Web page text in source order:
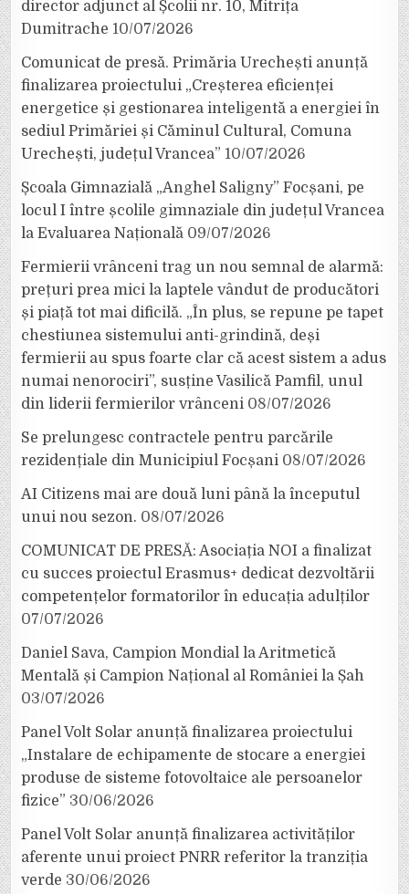
director adjunct al Școlii nr. 10, Mitrița
Dumitrache 10/07/2026
Comunicat de presă. Primăria Urechești anunță
finalizarea proiectului „Creșterea eficienței
energetice și gestionarea inteligentă a energiei în
sediul Primăriei și Căminul Cultural, Comuna
Urechești, județul Vrancea” 10/07/2026
Școala Gimnazială „Anghel Saligny” Focșani, pe
locul I între școlile gimnaziale din județul Vrancea
la Evaluarea Națională 09/07/2026
Fermierii vrânceni trag un nou semnal de alarmă:
prețuri prea mici la laptele vândut de producători
și piață tot mai dificilă. „În plus, se repune pe tapet
chestiunea sistemului anti-grindină, deși
fermierii au spus foarte clar că acest sistem a adus
numai nenorociri”, susține Vasilică Pamfil, unul
din liderii fermierilor vrânceni 08/07/2026
Se prelungesc contractele pentru parcările
rezidențiale din Municipiul Focșani 08/07/2026
AI Citizens mai are două luni până la începutul
unui nou sezon. 08/07/2026
COMUNICAT DE PRESĂ: Asociația NOI a finalizat
cu succes proiectul Erasmus+ dedicat dezvoltării
competențelor formatorilor în educația adulților
07/07/2026
Daniel Sava, Campion Mondial la Aritmetică
Mentală și Campion Național al României la Șah
03/07/2026
Panel Volt Solar anunță finalizarea proiectului
„Instalare de echipamente de stocare a energiei
produse de sisteme fotovoltaice ale persoanelor
fizice” 30/06/2026
Panel Volt Solar anunță finalizarea activităților
aferente unui proiect PNRR referitor la tranziția
verde 30/06/2026